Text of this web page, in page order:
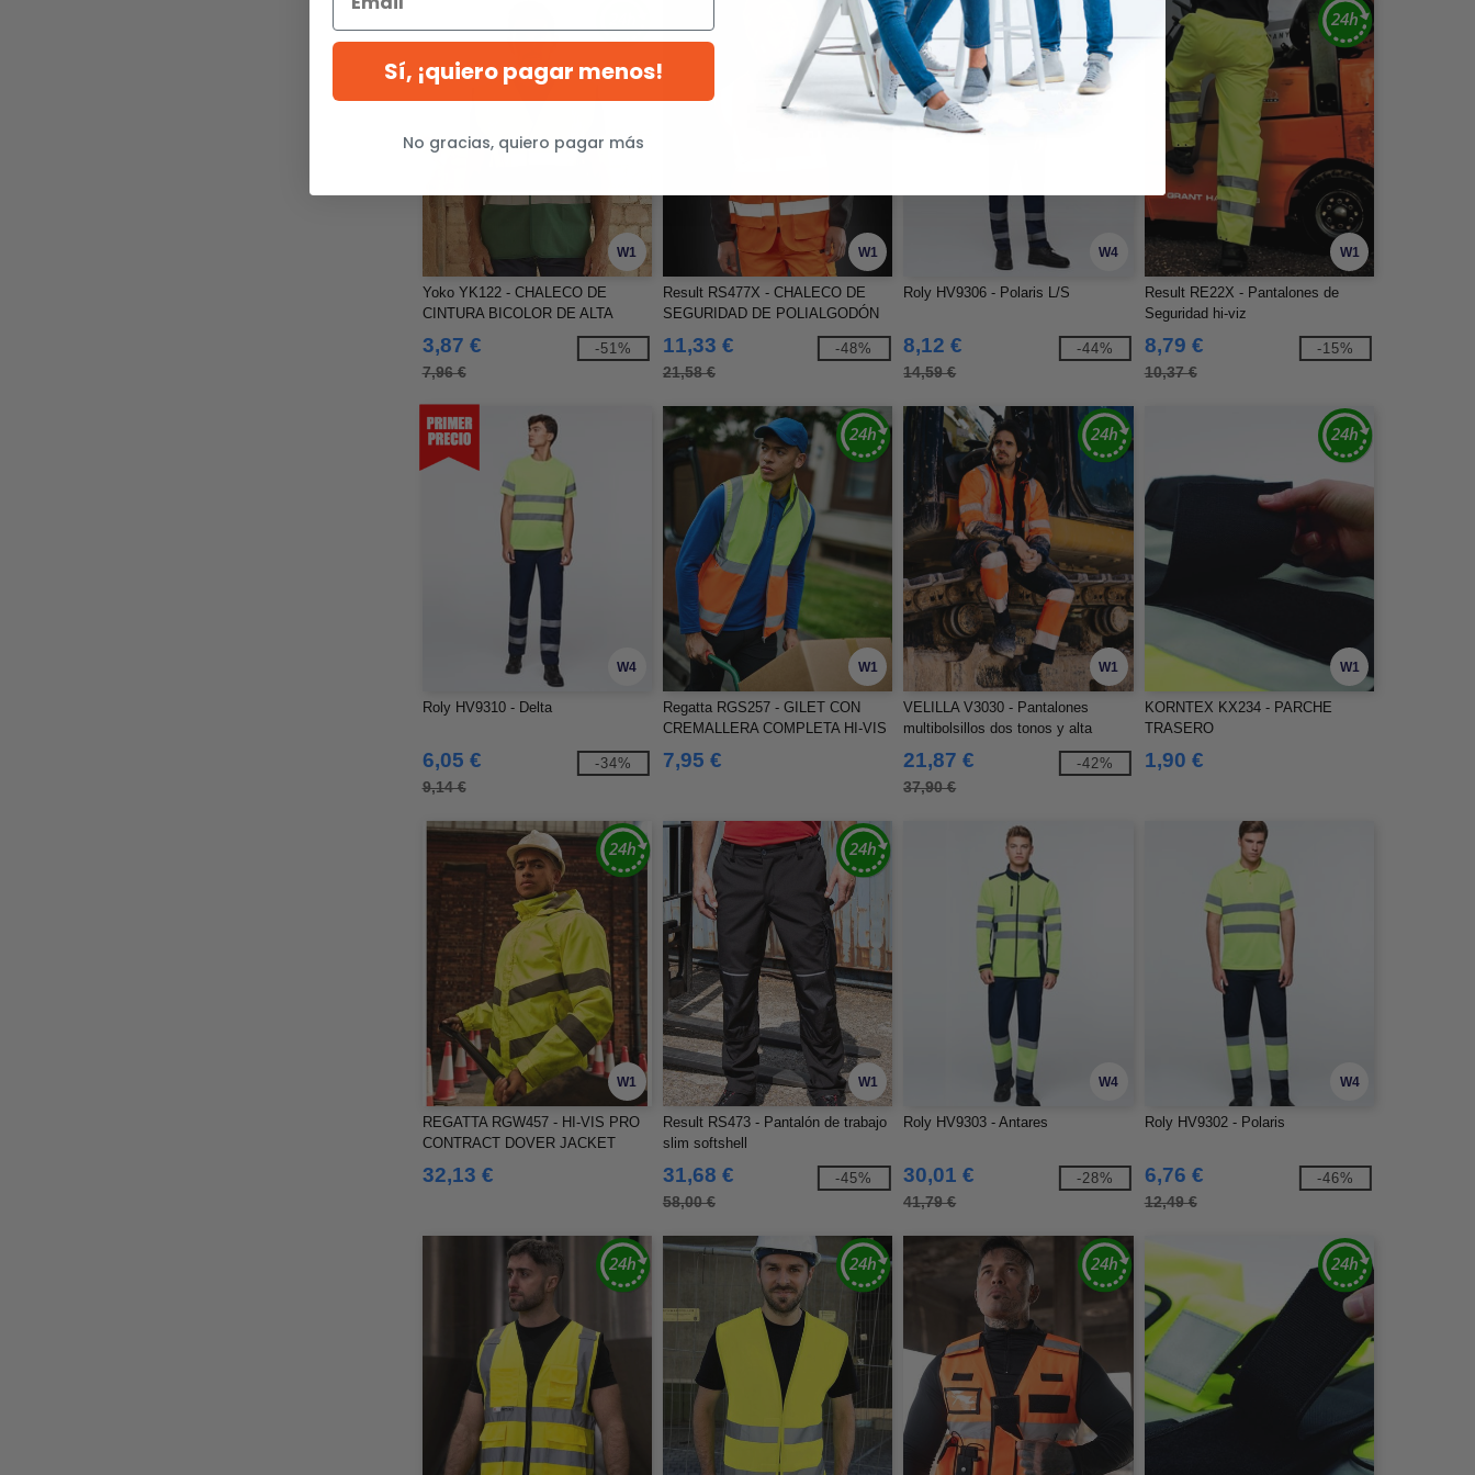
W1
Yoko YK122 - CHALECO DE
CINTURA BICOLOR DE ALTA
VISIBILIDAD
3,87 €
7,96 €
-51%
W1
Result RS477X - CHALECO DE
SEGURIDAD DE POLIALGODÓN
RESISTENTE
11,33 €
21,58 €
-48%
W4
Roly HV9306 - Polaris L/S
8,12 €
14,59 €
-44%
W1
Result RE22X - Pantalones de
Seguridad hi-viz
8,79 €
10,37 €
-15%
W4
Roly HV9310 - Delta
6,05 €
9,14 €
-34%
W1
Regatta RGS257 - GILET CON
CREMALLERA COMPLETA HI-VIS
PRO
7,95 €
W1
VELILLA V3030 - Pantalones
multibolsillos dos tonos y alta
visibilidad V3030
21,87 €
37,90 €
-42%
W1
KORNTEX KX234 - PARCHE
TRASERO
1,90 €
W1
REGATTA RGW457 - HI-VIS PRO
CONTRACT DOVER JACKET
32,13 €
W1
Result RS473 - Pantalón de trabajo
slim softshell
31,68 €
58,00 €
-45%
W4
Roly HV9303 - Antares
30,01 €
41,79 €
-28%
W4
Roly HV9302 - Polaris
6,76 €
12,49 €
-46%
Sí, ¡quiero pagar menos!
No gracias, quiero pagar más